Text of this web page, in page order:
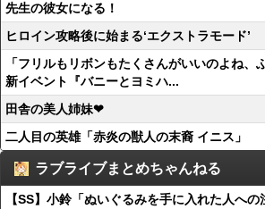
先生の彼女になる！
ヒロイン攻略後に始まる‘エクストラモード’
「フリルもリボンもたくさんがいいのよね、
新イベント『バニーとヨミハ...
田舎の美人姉妹❤
二人目の英雄「赤炎の獣人の末裔 イニス」
ラブライブまとめちゃんねる
【SS】小鈴「ぬいぐるみを手に入れた人へ